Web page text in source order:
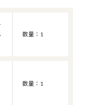
数量：1
数量：1